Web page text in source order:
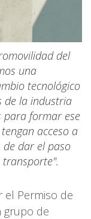
del
una
tecnológico
de la industria
para formar ese
acceso a
de dar el paso
el Permiso de
grupo de